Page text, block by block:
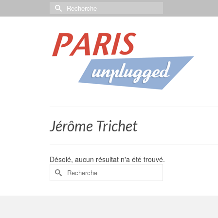
Jérôme Trichet
Désolé, aucun résultat n'a été trouvé.